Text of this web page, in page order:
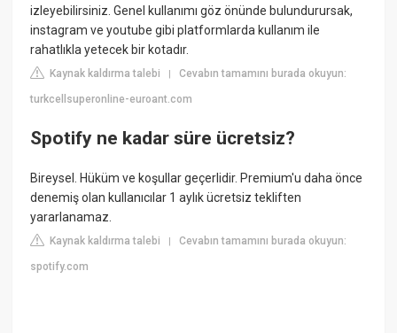
izleyebilirsiniz. Genel kullanımı göz önünde bulundurursak,
instagram ve youtube gibi platformlarda kullanım ile
rahatlıkla yetecek bir kotadır.
Kaynak kaldırma talebi |Cevabın tamamını burada okuyun:
turkcellsuperonline-euroant.com
Spotify ne kadar süre ücretsiz?
Bireysel. Hüküm ve koşullar geçerlidir. Premium'u daha önce
denemiş olan kullanıcılar 1 aylık ücretsiz tekliften
yararlanamaz.
Kaynak kaldırma talebi |Cevabın tamamını burada okuyun:
spotify.com